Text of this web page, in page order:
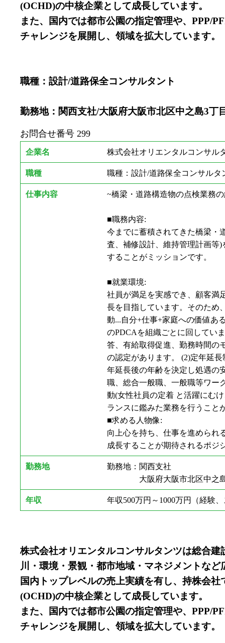
(OCHD)の中核企業として成長しています。
また、国内では都市公園の指定管理や、PPP/
チャレンジを展開し、領域を拡大しています。
職種：設計/道路保全コンサルタント
勤務地：関西支社/大阪府大阪市北区中之島3丁
お問合せ番号 299
企業名 株式会社オリエンタルコンサル
職種 職種：設計/道路保全コンサルタ
仕事内容 ~橋梁・道路構造物の点検業務
■職務内容:
今までに蓄積されてきた橋梁・
査、補修設計、維持管理計画等
することがミッションです。
■就業環境:
社員が満足を実感でき、顧客満
長を目指しています。そのため
動...自分+仕事+家庭への価値あ
のPDCAを組織ごとに回してい
答、有給取得促進、勤務時間の
の認定があります。 (2)定年延
年延長後の年齢を決定し処遇の
職、総合一般職、一般職等ワー
動(女性社員の定着 と活躍にむ
ランスに鑑みた業務を行うこと
■求める人物像:
向上心を持ち、仕事を進められ
成長することが期待されるポジ
勤務地
勤務地：関西支社
大阪府大阪市北区中之島3
年収 年収500万円～1000万円（経験
株式会社オリエンタルコンサルタンツは総合
川・環境・景観・都市地域・マネジメントな
国内トップレベルの売上実績を有し、持株会
(OCHD)の中核企業として成長しています。
また、国内では都市公園の指定管理や、PPP/
チャレンジを展開し、領域を拡大しています。